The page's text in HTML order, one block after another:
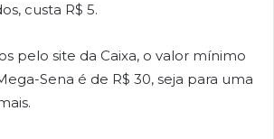
custa R$ 5.
pelo site da Caixa, o valor mínimo
Sena é de R$ 30, seja para uma